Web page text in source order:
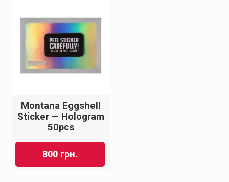
Montana Eggshell
Sticker — Hologram
50pcs
800 грн.